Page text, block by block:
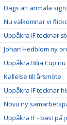
Dags att anmäla sig
Nu välkomnar vi
Uppåkra IF tecknar
Johan Hedblom ny
Uppåkra Bilia Cup
Kallelse till årsmöte
Uppåkra IF tecknar
Novu ny
Uppåkra IF - bäst på